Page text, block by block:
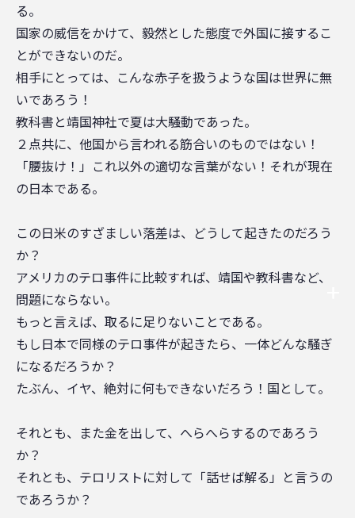
る。
国家の威信をかけて、毅然とした態度で外国に接するこ
とができないのだ。
相手にとっては、こんな赤子を扱うような国は世界に無
いであろう！
教科書と靖国神社で夏は大騒動であった。
２点共に、他国から言われる筋合いのものではない！
「腰抜け！」これ以外の適切な言葉がない！それが現在
の日本である。
この日米のすざましい落差は、どうして起きたのだろう
か？
アメリカのテロ事件に比較すれば、靖国や教科書など、
問題にならない。
もっと言えば、取るに足りないことである。
もし日本で同様のテロ事件が起きたら、一体どんな騒ぎ
になるだろうか？
たぶん、イヤ、絶対に何もできないだろう！国として。
それとも、また金を出して、へらへらするのであろう
か？
それとも、テロリストに対して「話せば解る」と言うの
であろうか？